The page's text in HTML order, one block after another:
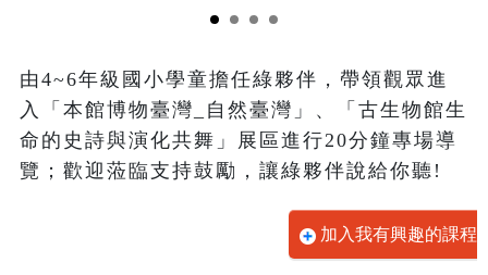
由4~6年級國小學童擔任綠夥伴，帶領觀眾進
入「本館博物臺灣_自然臺灣」、「古生物館生
命的史詩與演化共舞」展區進行20分鐘專場導
覽；歡迎蒞臨支持鼓勵，讓綠夥伴說給你聽!
加入我有興趣的課程